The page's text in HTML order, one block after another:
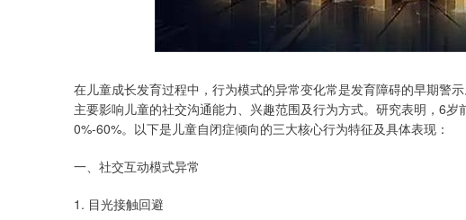
在儿童成长发育过程中，行为模式的异常变化常是发育障碍的早期警
主要影响儿童的社交沟通能力、兴趣范围及行为方式。研究表明，6
0%-60%。以下是儿童自闭症倾向的三大核心行为特征及具体表现：
一、社交互动模式异常
1. 目光接触回避